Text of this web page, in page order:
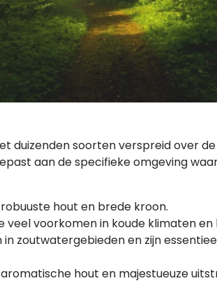
duizenden soorten verspreid over
aan de specifieke omgeving
hout en brede kroon.
veel voorkomen in koude klimaten
in zoutwatergebieden en zijn
hout en majestueuze